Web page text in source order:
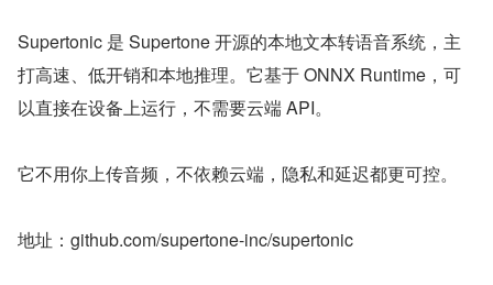
Supertonic 是 Supertone 开源的本地文本转语音系统，主
打高速、低开销和本地推理。它基于 ONNX Runtime，可
以直接在设备上运行，不需要云端 API。
它不用你上传音频，不依赖云端，隐私和延迟都更可控。
地址：github.com/supertone-inc/supertonic